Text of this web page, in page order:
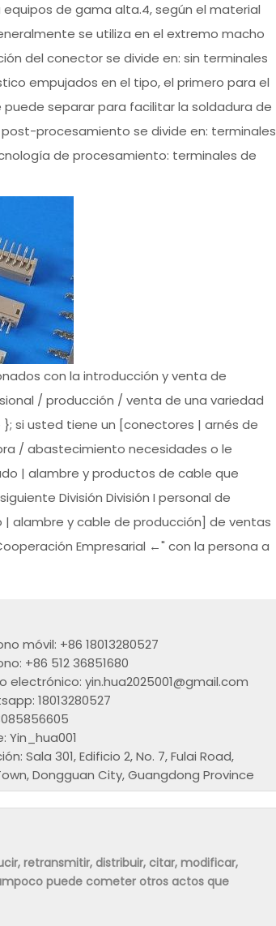
de gama alta.4, según el material
se utiliza en el extremo macho
del conector se divide en: sin terminales
empujados en el tipo, el primero para el
puede separar para facilitar la soldadura de
procesamiento se divide en: terminales
de procesamiento: terminales de
con la introducción y venta de
/ producción / venta de una variedad
si usted tiene un [conectores | arnés de
/ abastecimiento necesidades o le
| alambre y productos de cable que
División División I personal de
alambre y cable de producción] de ventas
Empresarial ←" con la persona a
móvil: +86 18013280527
+86 512 36851680
electrónico: yin.hua2025001@gmail.com
18013280527
Yin_hua001
Sala 301, Edificio 2, No. 7, Fulai Road,
Dongguan City, Guangdong Province
retransmitir, distribuir, citar, modificar,
puede cometer otros actos que